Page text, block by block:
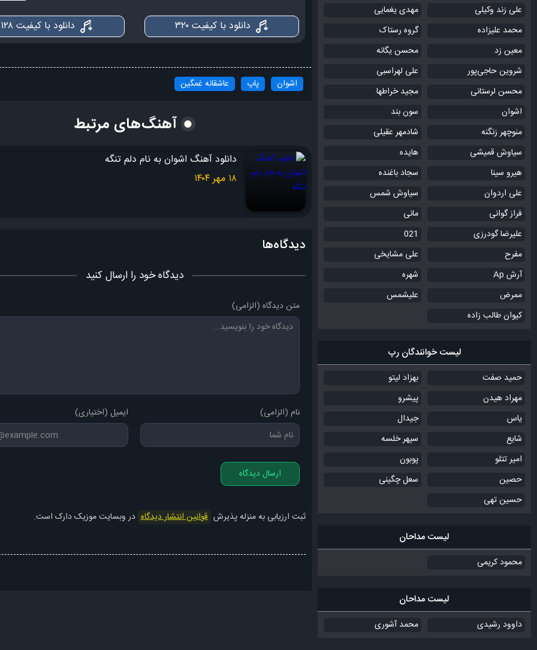
دوباره بازم سرگیجه های لعنتی
میزنیم قید همدیگرو آخه به چه قیمتی
دوباره بازم ته این رابطه بن بسته
من از این وضعیت خستم تو از این آدم خسته
هردو مقصریم دیگه باید بریم از اینجا
نمیریم از این خونه زنده بیرونو آتیش زدی یه شبه زندگیمونو
هردو مقصریم دیگه باید بریم از اینجا
دانلود با کیفیت ۳۲۰ دانلود با کیفیت ۱۲۸
اشوان پاپ عاشقانه غمگین
آهنگ‌های مرتبط
دانلود آهنگ اشوان به نام دلم تنگه
۱۸ مهر ۱۴۰۴
دیدگاه‌ها
دیدگاه خود را ارسال کنید
متن دیدگاه (الزامی)
نام (الزامی) ایمیل (اختیاری)
ارسال دیدگاه
ثبت ارزیابی به منزله پذیرش قوانین انتشار دیدگاه در وبسایت موزیک دارک است.
علی زند وکیلی
مهدی یغمایی
محمد علیزاده
گروه رستاک
معین زد
محسن یگانه
شروین حاجی‌پور
علی لهراسبی
محسن لرستانی
مجید خراطها
اشوان
سون بند
منوچهر زنگنه
شادمهر عقیلی
سیاوش قمیشی
هایده
هیرو سینا
سجاد باغنده
علی اردوان
سیاوش شمس
فراز گوانی
مانی
علیرضا گودرزی
021
مفرح
علی مشایخی
آرش Ap
شهره
ممرض
علیشمس
کیوان طالب زاده
لیست خوانندگان رپ
حمید صفت
بهزاد لیتو
مهراد هیدن
پیشرو
یاس
جیدال
شایع
سپهر خلسه
امیر تتلو
پوبون
حصین
سعل چگینی
حسین تهی
لیست مداحان
محمود کریمی
لیست مداحان
داوود رشیدی محمد آشوری